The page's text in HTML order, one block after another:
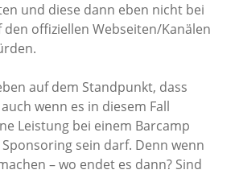
und diese dann eben nicht bei
offiziellen Webseiten/Kanälen
auf dem Standpunkt, dass
wenn es in diesem Fall
Leistung bei einem Barcamp
Sponsoring sein darf. Denn wenn
– wo endet es dann? Sind